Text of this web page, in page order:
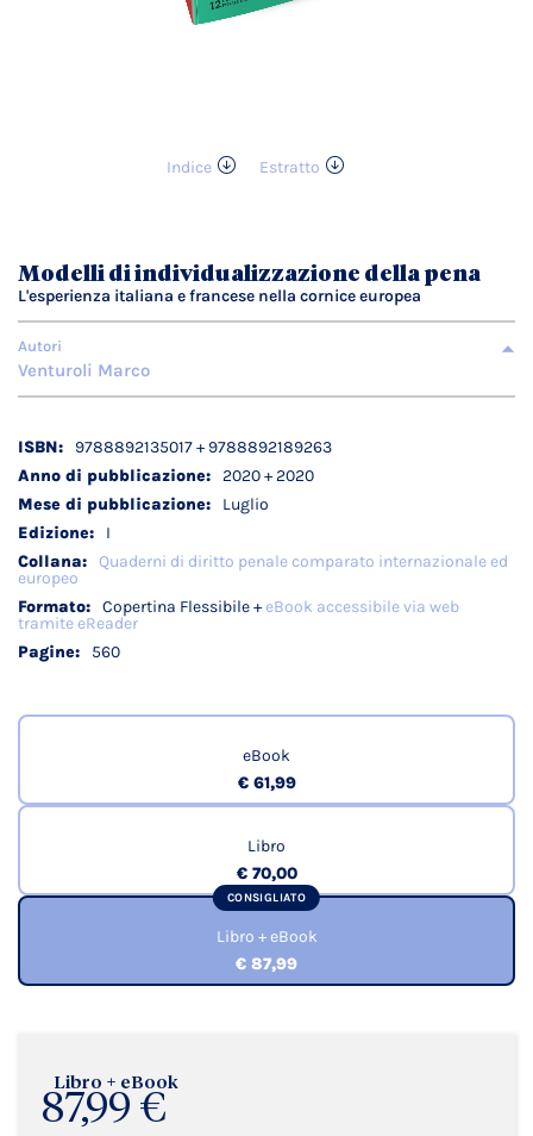
Indice
Estratto
galleria
di
immagini
Libro + eBook
87,99 €
Modelli di individualizzazione della pena
L'esperienza italiana e francese nella cornice europea
Autori
Venturoli Marco
Dettagli
tecnici
9788892135017 + 9788892189263
2020 + 2020
Luglio
I
Quaderni di diritto penale comparato internazionale ed
europeo
Copertina Flessibile +eBook accessibile via web
tramite eReader
560
eBook
€ 61,99
Libro
€ 70,00
CONSIGLIATO
Libro + eBook
€ 87,99